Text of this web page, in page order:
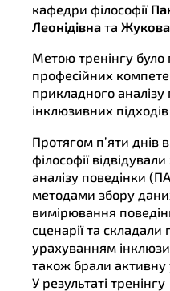
кафедри філософії
Леонідівна та Жукова
Метою тренінгу було
професійних
прикладного аналізу
інклюзивних підходів
Протягом п’яти днів
філософії
аналізу поведінки
методами збору
вимірювання
сценарії та
урахуванням
також брали активну
У результаті